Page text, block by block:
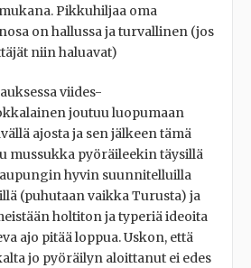
Pikkuhiljaa oma
on hallussa ja turvallinen (jos
niin haluavat)
viides-
joutuu luopumaan
ajosta ja sen jälkeen tämä
mussukka pyöräileekin täysillä
hyvin suunnitelluilla
(puhutaan vaikka Turusta) ja
holtiton ja typeriä ideoita
ajo pitää loppua. Uskon, että
jo pyöräilyn aloittanut ei edes